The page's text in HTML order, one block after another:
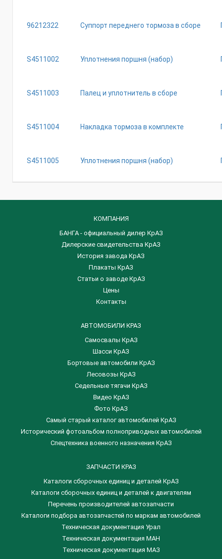
96212322 Суппорт переднего тормоза в сборе
S4511002 Уплотнения поршня (набор)
S4511003 Палец и уплотнитель в сборе
S4511004 Накладка тормоза в комплекте
S4511005 Уплотнения поршня (набор)
КОМПАНИЯ
БАНГА - официальный дилер КрАЗ
Дилерские свидетельства КрАЗ
История завода КрАЗ
Плакаты КрАЗ
Статьи о заводе КрАЗ
Цены
Контакты
АВТОМОБИЛИ КРАЗ
Самосвалы КрАЗ
Шасси КрАЗ
Бортовые автомобили КрАЗ
Лесовозы КрАЗ
Седельные тягачи КрАЗ
Видео КрАЗ
Фото КрАЗ
Самый старый каталог автомобилей КрАЗ
Исторический фотоальбом полноприводных автомобилей
Спецтехника военного назначения КрАЗ
ЗАПЧАСТИ КРАЗ
Каталоги сборочных единиц и деталей КрАЗ
​Каталоги сборочных единиц и деталей к двигателям
Перечень производителей автозапчасти
Каталоги подбора автозапчастей по маркам автомобилей
Техническая документация Урал
Техническая документация МАН
Техническая документация МАЗ